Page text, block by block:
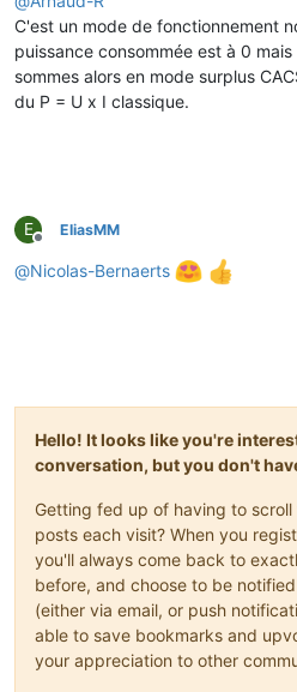
C'est un mode de fonctionnement
puissance consommée est à 0
sommes alors en mode surplus
du P = U x I classique.
E
Offline
EliasMM
@Nicolas-Bernaerts
Hello! It looks like you're
conversation, but you don't
Getting fed up of having to
posts each visit? When you
you'll always come back to
before, and choose to be
(either via email, or push
able to save bookmarks and
your appreciation to other